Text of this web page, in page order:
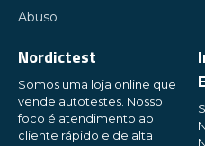
Abuso
Nordictest
Somos uma loja online que
vende autotestes. Nosso
foco é atendimento ao
cliente rápido e de alta